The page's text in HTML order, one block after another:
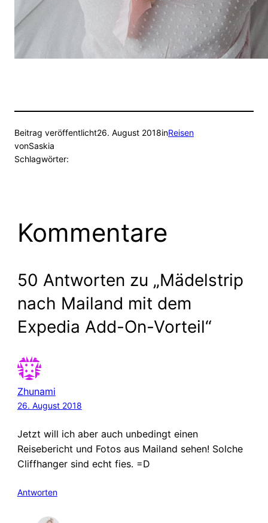
Beitrag veröffentlicht26. August 2018inReisen
vonSaskia
Schlagwörter:
Kommentare
50 Antworten zu „Mädelstrip
nach Mailand mit dem
Expedia Add-On-Vorteil“
Zhunami
26. August 2018
Jetzt will ich aber auch unbedingt einen
Reisebericht und Fotos aus Mailand sehen! Solche
Cliffhanger sind echt fies. =D
Antworten